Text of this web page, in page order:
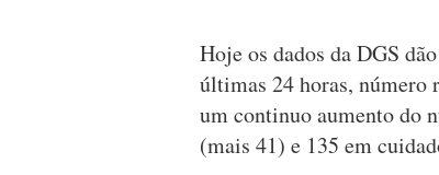
Hoje os dados da DGS
últimas 24 horas, número
um continuo aumento do
(mais 41) e 135 em